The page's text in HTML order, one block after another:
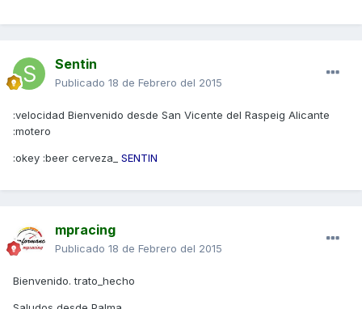
Sentin
Publicado 18 de Febrero del 2015
:velocidad Bienvenido desde San Vicente del Raspeig Alicante
:motero
:okey :beer cerveza_ SENTIN
mpracing
Publicado 18 de Febrero del 2015
Bienvenido. trato_hecho